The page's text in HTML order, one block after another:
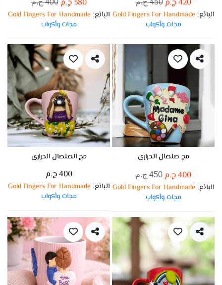
420 ج.م
البائع:
Gold Fingers For Handmade
مجات وأكواب
380 ج.م
البائع:
Gold Fingers For Handmade
مجات وأكواب
مج صلصال الحرارى
400 ج.م 450 ج.م
البائع:
Gold Fingers For Handmade
مجات وأكواب
مج الصلصال الحرارى
400 ج.م
البائع:
Gold Fingers For Handmade
مجات وأكواب